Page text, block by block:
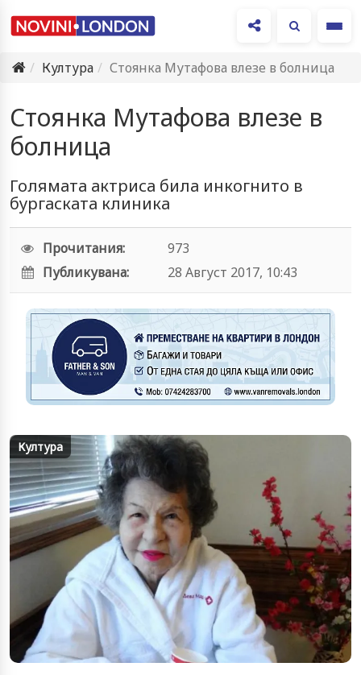
Култура
Стоянка Мутафова влезе в болница
Стоянка Мутафова влезе в
болница
Голямата актриса била инкогнито в
бургаската клиника
Прочитания:
973
Публикувана:
28 Август 2017, 10:43
Култура